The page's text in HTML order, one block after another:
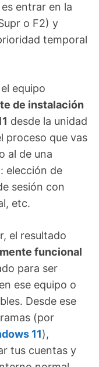
entrar en la
o F2) y
temporal
equipo
de instalación
desde la unidad
proceso que vas
al de una
elección de
sesión con
etc.
el resultado
funcional
para ser
ese equipo o
Desde ese
(por
11),
tus cuentas y